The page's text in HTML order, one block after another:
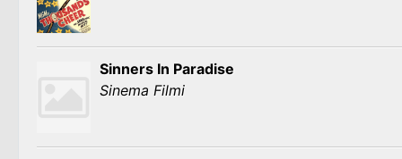
Sinners In Paradise
Sinema Filmi